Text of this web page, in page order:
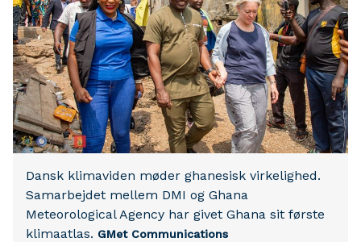
Dansk klimaviden møder ghanesisk virkelighed.
Samarbejdet mellem DMI og Ghana
Meteorological Agency har givet Ghana sit første
klimaatlas. GMet Communications